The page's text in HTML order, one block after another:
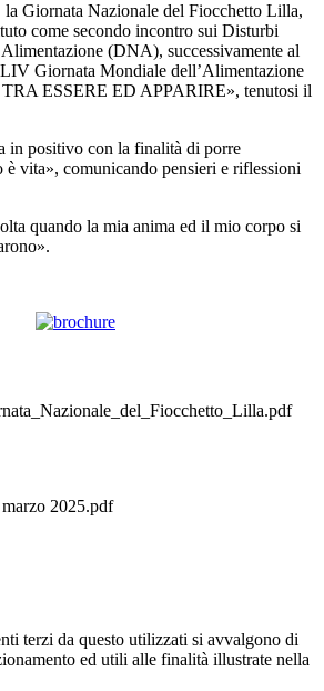
Giornata Nazionale del Fiocchetto Lilla,
come secondo incontro sui Disturbi
(DNA), successivamente al
Giornata Mondiale dell’Alimentazione
ESSERE ED APPARIRE», tenutosi il
in positivo con la finalità di porre
è vita», comunicando pensieri e riflessioni
quando la mia anima ed il mio corpo si
2025.pdf
terzi da questo utilizzati si avvalgono di
ed utili alle finalità illustrate nella